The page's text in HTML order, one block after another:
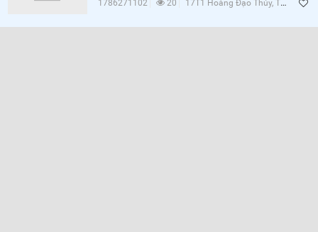
1786271102 20 17T1 Hoàng Đạo Thúy, Trung Hòa, Q.Cầu Giấy, Hà Nội